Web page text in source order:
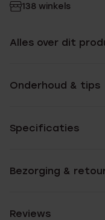
138 winkels
Alles over dit
Onderhoud & tips
Specificaties
Bezorging &
Reviews